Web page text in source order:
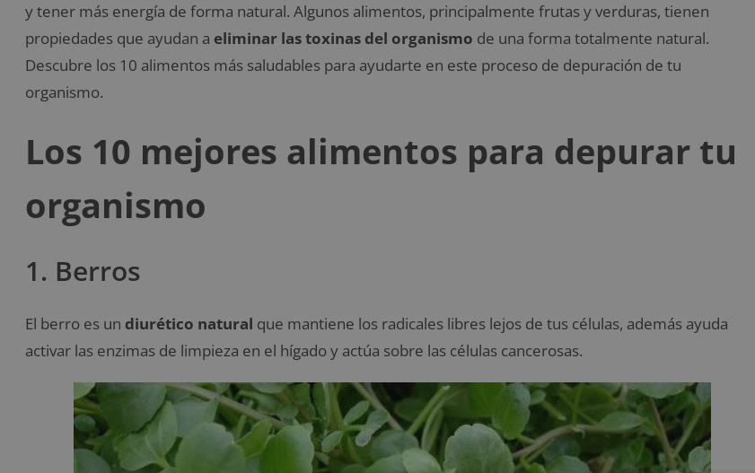
y tener más energía de forma natural. Algunos alimentos, principalmente frutas y verduras, tienen
propiedades que ayudan a eliminar las toxinas del organismo de una forma totalmente natural.
Descubre los 10 alimentos más saludables para ayudarte en este proceso de depuración de tu
organismo.
Los 10 mejores alimentos para depurar tu
organismo
1. Berros
El berro es un diurético natural que mantiene los radicales libres lejos de tus células, además ayuda
activar las enzimas de limpieza en el hígado y actúa sobre las células cancerosas.